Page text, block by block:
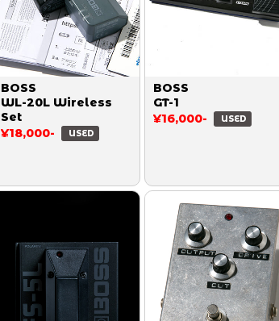
BOSS
WL-20L Wireless
Set
¥18,000-
USED
BOSS
GT-1
¥16,000-
USED